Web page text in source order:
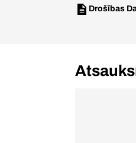
Drošības